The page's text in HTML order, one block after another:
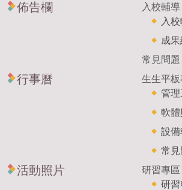
佈告欄
入校輔導
入
成
常見問題
行事曆
生生平板
管理
軟體
設備
常見
活動照片
研習專區
研